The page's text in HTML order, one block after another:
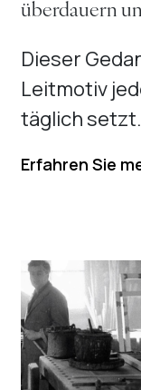
überdauern
Dieser
Leitmotiv
täglich setzt.
Erfahren Sie